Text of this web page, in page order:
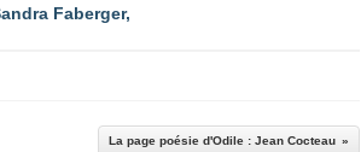
Faberger,
La page poésie d'Odile : Jean Cocteau